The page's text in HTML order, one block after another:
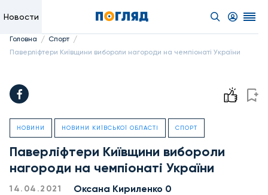
Новости
Головна / Спорт /
Паверліфтери Київщини вибороли нагороди на чемпіонаті України
НОВИНИ НОВИНИ КИЇВСЬКОЇ ОБЛАСТІ СПОРТ
Паверліфтери Київщини вибороли
нагороди на чемпіонаті України
14.04.2021 Оксана Кириленко 0